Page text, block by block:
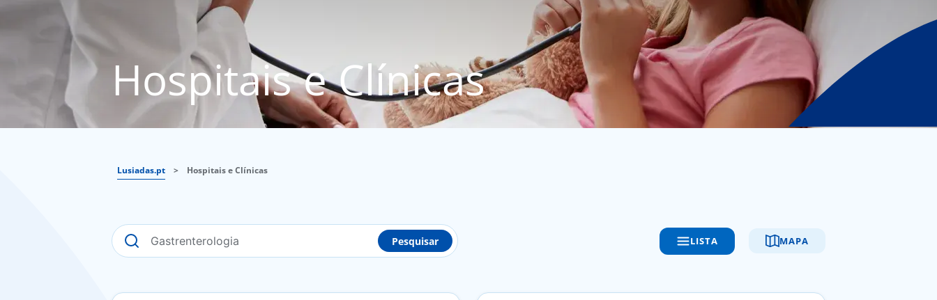
Hospitais e Clínicas
Lusiadas.pt > Hospitais e Clínicas
Pesquisar LISTA MAPA